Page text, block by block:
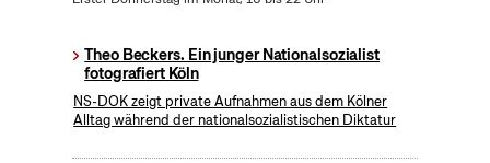
Theo Beckers. Ein junger Nationalsozialist
fotografiert Köln
NS-DOK zeigt private Aufnahmen aus dem Kölner
Alltag während der nationalsozialistischen Diktatur